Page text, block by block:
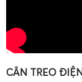
CÂN TREO